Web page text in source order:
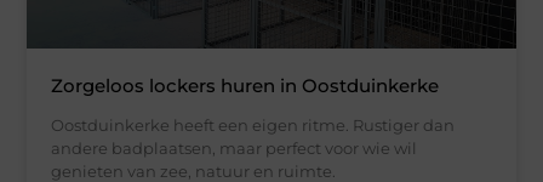
Zorgeloos lockers huren in Oostduinkerke
Oostduinkerke heeft een eigen ritme. Rustiger dan
andere badplaatsen, maar perfect voor wie wil
genieten van zee, natuur en ruimte.